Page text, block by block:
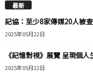
最新
記協：至少8家傳媒20人被
2025年05月22日
《記憶對視》展覽 呈現個
2025年05月22日